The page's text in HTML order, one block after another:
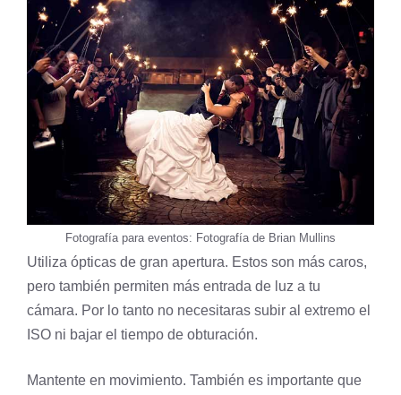
Fotografía para eventos: Fotografía de Brian Mullins
Utiliza ópticas de gran apertura. Estos son más caros,
pero también permiten más entrada de luz a tu
cámara. Por lo tanto no necesitaras subir al extremo el
ISO ni bajar el tiempo de obturación.
Mantente en movimiento. También es importante que